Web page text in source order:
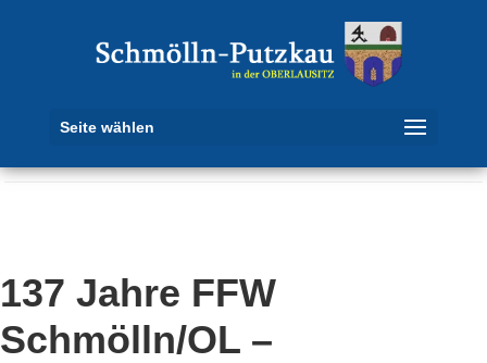
Seite wählen
137 Jahre FFW
Schmölln/OL –